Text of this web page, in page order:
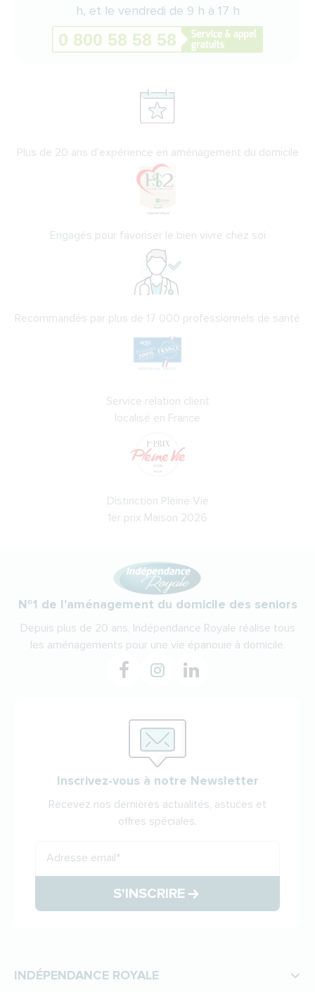
h, et le vendredi de 9 h à 17 h
Plus de 20 ans d'expérience en aménagement du domicile
Engagés pour favoriser le bien vivre chez soi
Recommandés par plus de 17 000 professionnels de santé
Service relation client
localisé en France
Distinction Pleine Vie
1er prix Maison 2026
N°1 de l'aménagement du domicile des seniors
Depuis plus de 20 ans, Indépendance Royale réalise tous
les aménagements pour une vie épanouie à domicile.
Inscrivez-vous à notre Newsletter
Recevez nos dernières actualités, astuces et
offres spéciales.
Adresse email*
S'INSCRIRE
INDÉPENDANCE ROYALE